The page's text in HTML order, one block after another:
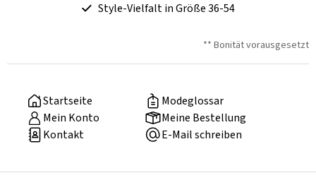
Style-Vielfalt in Größe 36-54
** Bonität vorausgesetzt
Startseite
Modeglossar
Mein Konto
Meine Bestellung
Kontakt
E-Mail schreiben